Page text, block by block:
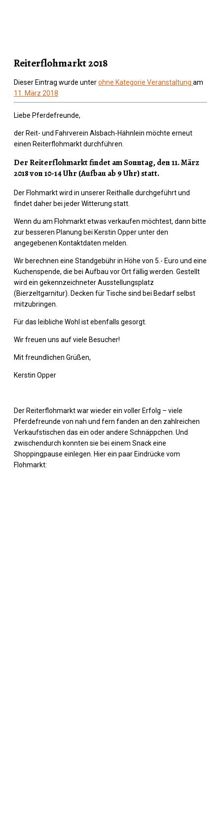
Reiterflohmarkt 2018
Dieser Eintrag wurde unterohne Kategorie Veranstaltung am
11. März 2018
Liebe Pferdefreunde,
der Reit- und Fahrverein Alsbach-Hähnlein möchte erneut
einen Reiterflohmarkt durchführen.
Der Reiterflohmarkt findet am Sonntag, den 11. März
2018 von 10-14 Uhr (Aufbau ab 9 Uhr) statt.
Der Flohmarkt wird in unserer Reithalle durchgeführt und
findet daher bei jeder Witterung statt.
Wenn du am Flohmarkt etwas verkaufen möchtest, dann bitte
zur besseren Planung bei Kerstin Opper unter den
angegebenen Kontaktdaten melden.
Wir berechnen eine Standgebühr in Höhe von 5.- Euro und eine
Kuchenspende, die bei Aufbau vor Ort fällig werden. Gestellt
wird ein gekennzeichneter Ausstellungsplatz
(Bierzeltgarnitur). Decken für Tische sind bei Bedarf selbst
mitzubringen.
Für das leibliche Wohl ist ebenfalls gesorgt.
Wir freuen uns auf viele Besucher!
Mit freundlichen Grüßen,
Kerstin Opper
Der Reiterflohmarkt war wieder ein voller Erfolg – viele
Pferdefreunde von nah und fern fanden an den zahlreichen
Verkaufstischen das ein oder andere Schnäppchen. Und
zwischendurch konnten sie bei einem Snack eine
Shoppingpause einlegen. Hier ein paar Eindrücke vom
Flohmarkt: